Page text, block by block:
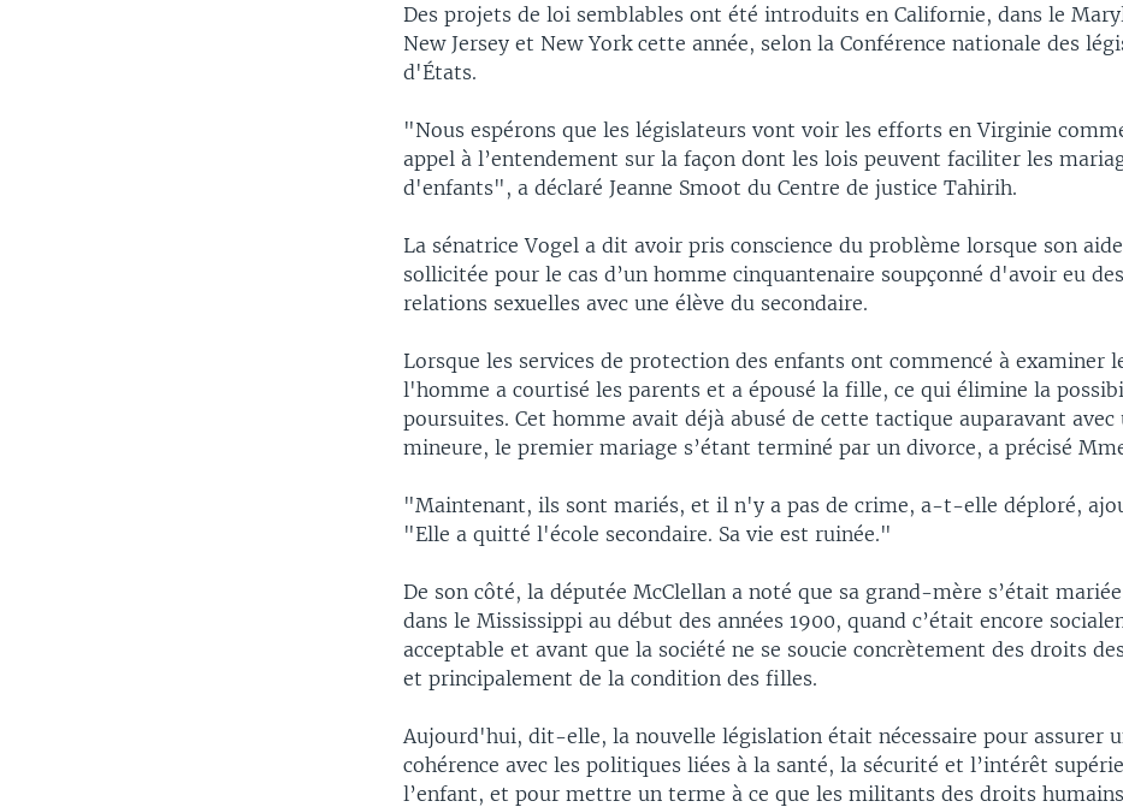
Des projets de loi semblables ont été introduits en Californie, dans le
New Jersey et New York cette année, selon la Conférence nationale des
d'États.
"Nous espérons que les législateurs vont voir les efforts en Virginie
appel à l’entendement sur la façon dont les lois peuvent faciliter les
d'enfants", a déclaré Jeanne Smoot du Centre de justice Tahirih.
La sénatrice Vogel a dit avoir pris conscience du problème lorsque son
sollicitée pour le cas d’un homme cinquantenaire soupçonné d'avoir eu des
relations sexuelles avec une élève du secondaire.
Lorsque les services de protection des enfants ont commencé à examiner
l'homme a courtisé les parents et a épousé la fille, ce qui élimine la
poursuites. Cet homme avait déjà abusé de cette tactique auparavant avec
mineure, le premier mariage s’étant terminé par un divorce, a précisé
"Maintenant, ils sont mariés, et il n'y a pas de crime, a-t-elle déploré,
"Elle a quitté l'école secondaire. Sa vie est ruinée."
De son côté, la députée McClellan a noté que sa grand-mère s’était mariée
dans le Mississippi au début des années 1900, quand c’était encore
acceptable et avant que la société ne se soucie concrètement des droits
et principalement de la condition des filles.
Aujourd'hui, dit-elle, la nouvelle législation était nécessaire pour assurer
cohérence avec les politiques liées à la santé, la sécurité et l’intérêt
l’enfant, et pour mettre un terme à ce que les militants des droits humains